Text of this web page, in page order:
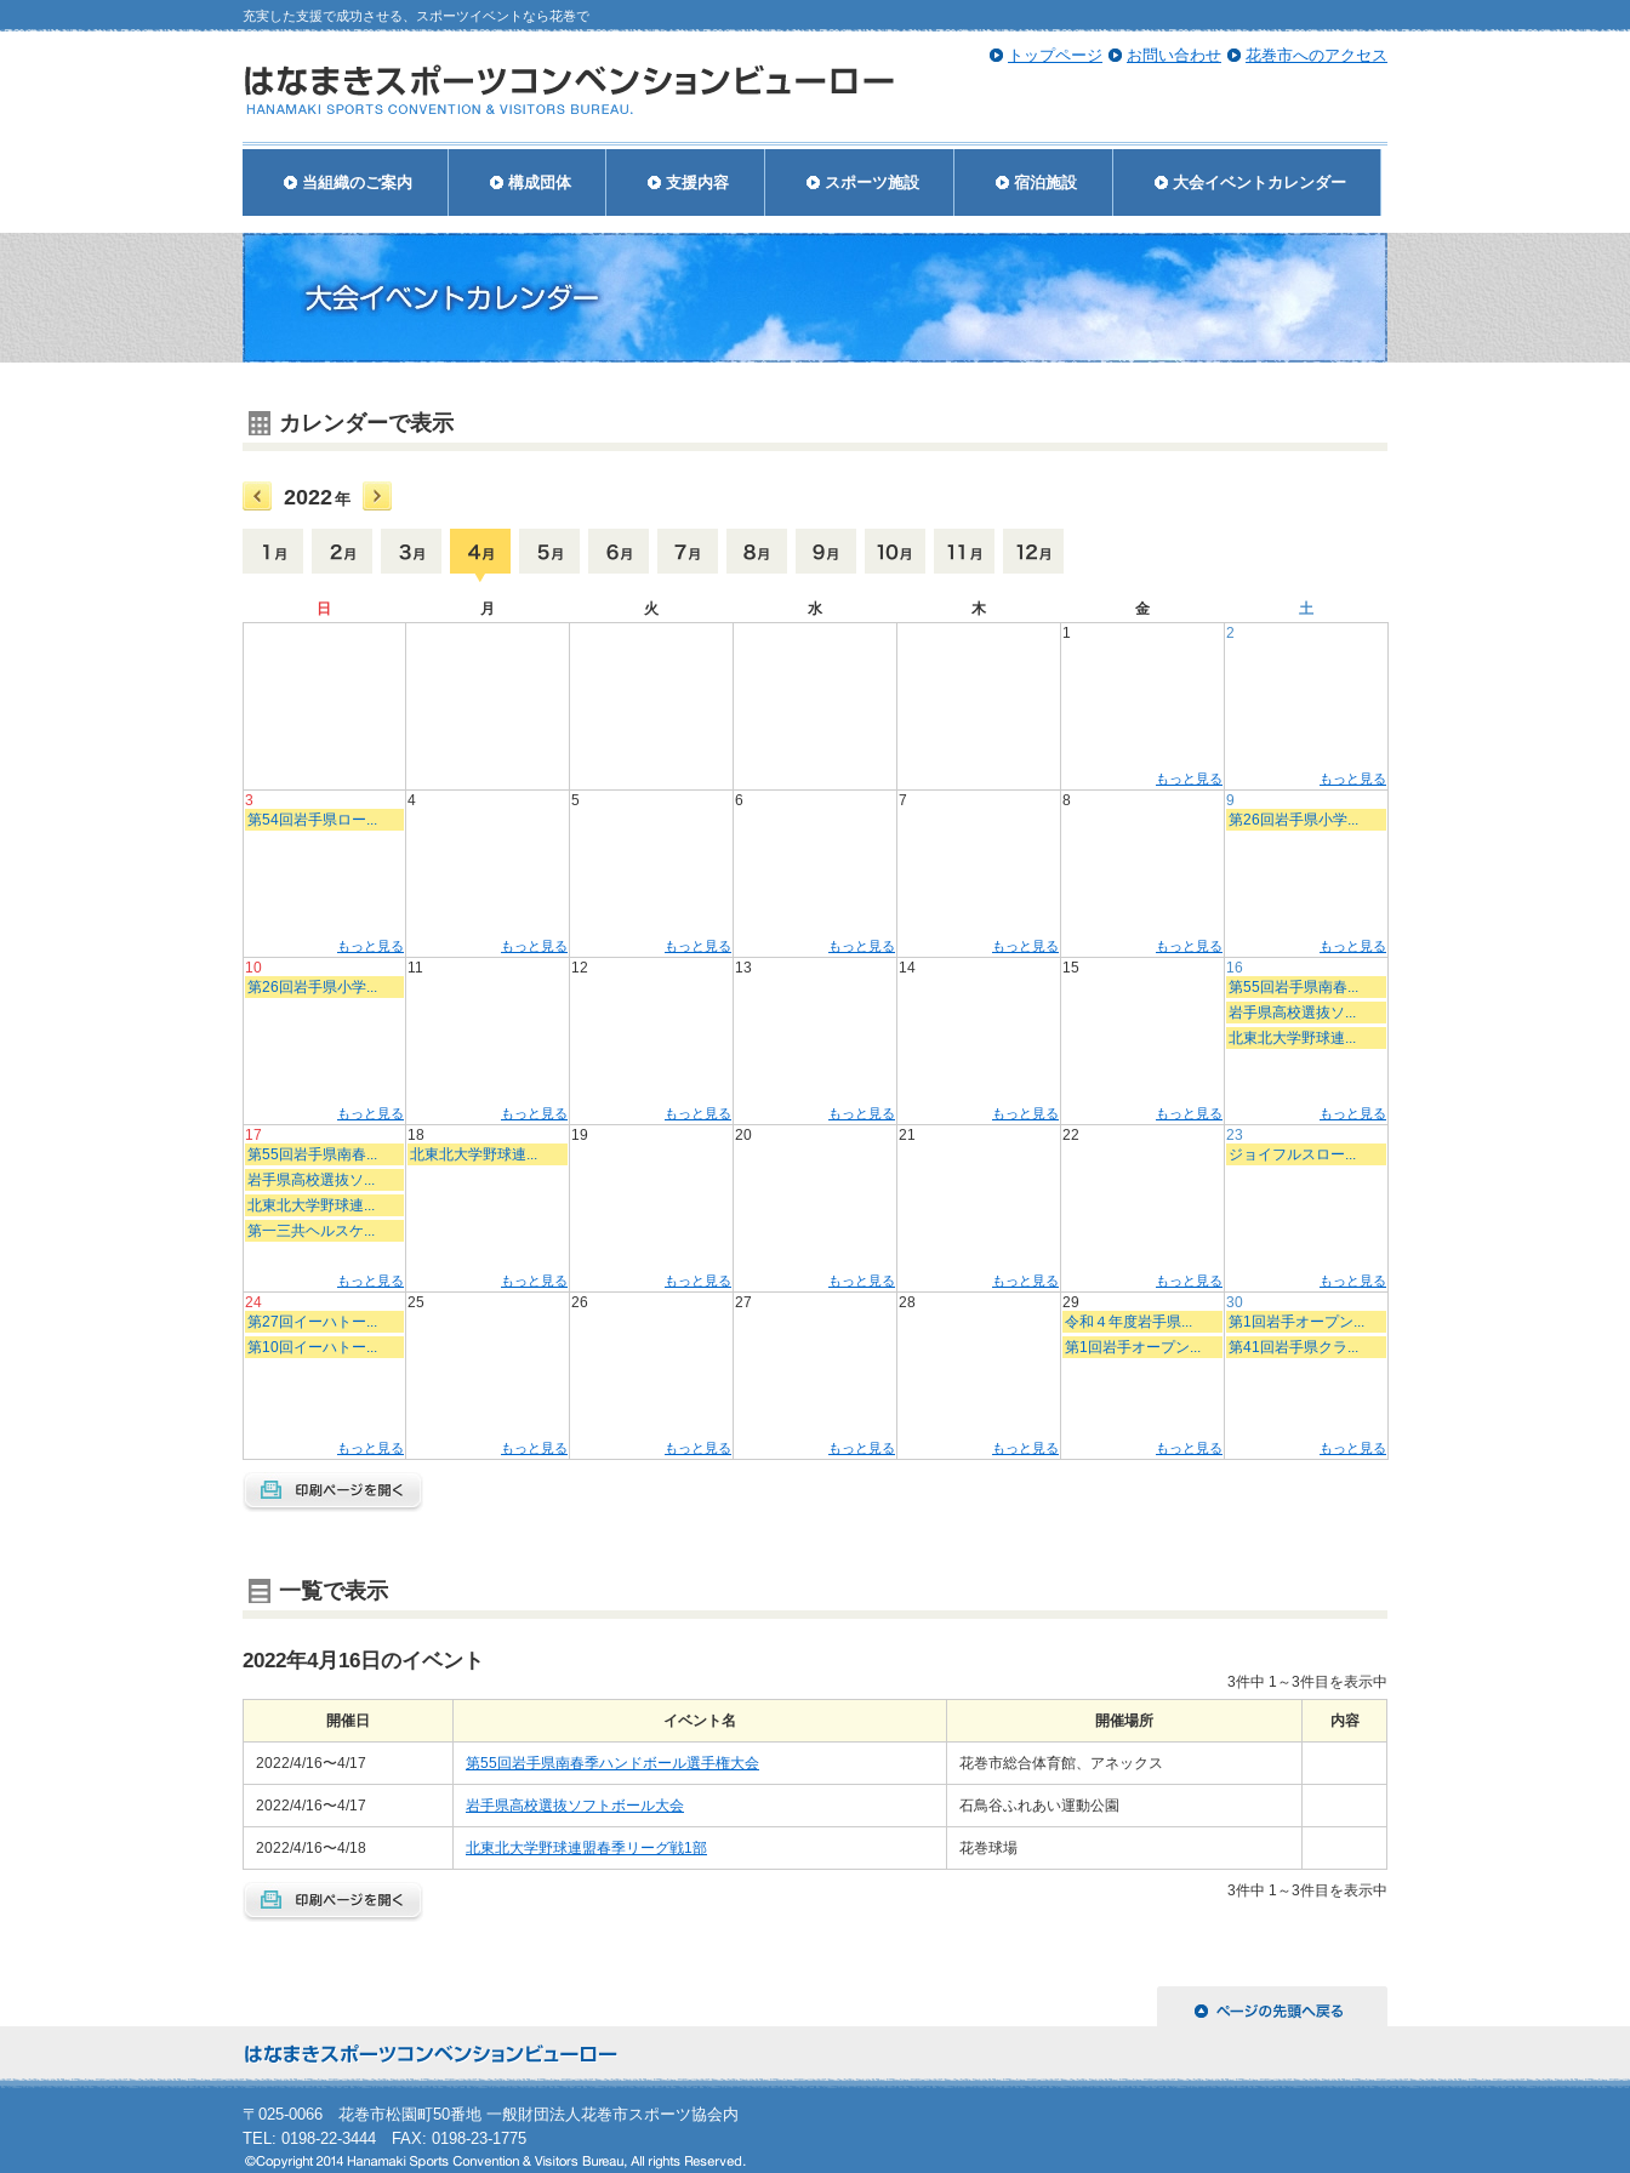
充実した支援で成功させる、スポーツイベントなら花巻で
トップページ お問い合わせ 花巻市へのアクセス
当組織のご案内 構成団体 支援内容 スポーツ施設 宿泊施設 大会イベントカレンダー
カレンダーで表示
2022年
日 月 火 水 木 金
土
1
もっと見る
2
もっと見る
3
第54回岩手県ロー...
もっと見る
4
もっと見る
5
もっと見る
6
もっと見る
7
もっと見る
8
もっと見る
9
第26回岩手県小学...
もっと見る
10
第26回岩手県小学...
もっと見る
11
もっと見る
12
もっと見る
13
もっと見る
14
もっと見る
15
もっと見る
16
第55回岩手県南春...
岩手県高校選抜ソ...
北東北大学野球連...
もっと見る
17
第55回岩手県南春...
岩手県高校選抜ソ...
北東北大学野球連...
第一三共ヘルスケ...
もっと見る
18
北東北大学野球連...
もっと見る
19
もっと見る
20
もっと見る
21
もっと見る
22
もっと見る
23
ジョイフルスロー...
もっと見る
24
第27回イーハトー...
第10回イーハトー...
もっと見る
25
もっと見る
26
もっと見る
27
もっと見る
28
もっと見る
29
令和４年度岩手県...
第1回岩手オープン...
もっと見る
30
第1回岩手オープン...
第41回岩手県クラ...
もっと見る
一覧で表示
2022年4月16日のイベント
3件中 1～3件目を表示中
開催日 イベント名 開催場所 内容
2022/4/16〜4/17 第55回岩手県南春季ハンドボール選手権大会 花巻市総合体育館、アネックス
2022/4/16〜4/17 岩手県高校選抜ソフトボール大会 石鳥谷ふれあい運動公園
2022/4/16〜4/18 北東北大学野球連盟春季リーグ戦1部 花巻球場
3件中 1～3件目を表示中
〒025-0066 花巻市松園町50番地 一般財団法人花巻市スポーツ協会内
TEL: 0198-22-3444 FAX: 0198-23-1775